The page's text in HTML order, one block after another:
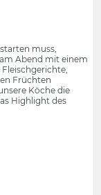
muss,
Abend mit einem
Früchten
Köche die
Highlight des